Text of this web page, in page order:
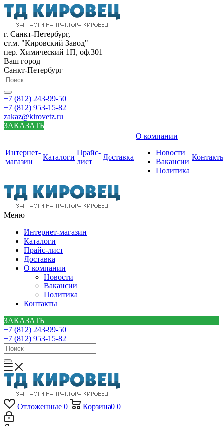
г. Санкт-Петербург,
ст.м. "Кировский Завод"
пер. Химический 1П, оф.301
Ваш город
Санкт-Петербург
+7 (812) 243-99-50
+7 (812) 953-15-82
zakaz@kirovetz.ru
ЗАКАЗАТЬ
Интернет-
магазин
Каталоги
Прайс-
лист
Доставка
О компании
Новости
Вакансии
Политика
Меню
Интернет-магазин
Каталоги
Прайс-лист
Доставка
О компании
Новости
Вакансии
Политика
Контакты
ЗАКАЗАТЬ
+7 (812) 243-99-50
+7 (812) 953-15-82
Отложенные 0 Корзина0 0